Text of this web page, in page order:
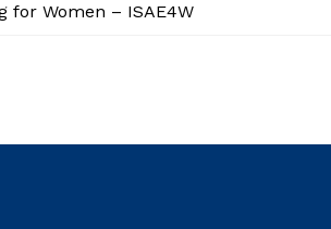
for Women – ISAE4W